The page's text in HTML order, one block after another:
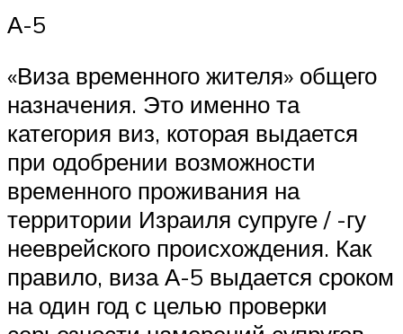
А-5
«Виза временного жителя» общего
назначения. Это именно та
категория виз, которая выдается
при одобрении возможности
временного проживания на
территории Израиля супруге / -гу
нееврейского происхождения. Как
правило, виза А-5 выдается сроком
на один год с целью проверки